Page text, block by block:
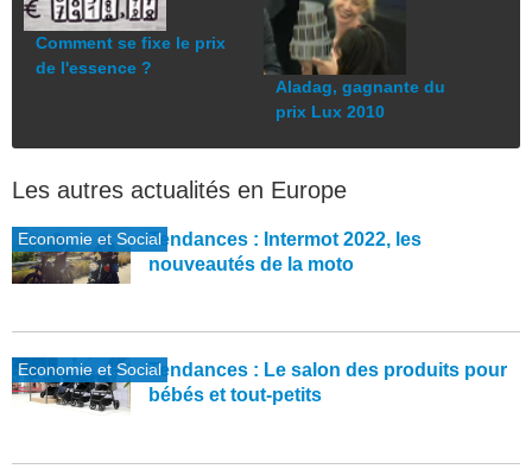
Comment se fixe le prix
de l'essence ?
Aladag, gagnante du
prix Lux 2010
Les autres actualités en Europe
Economie et SocialTendances : Intermot 2022, les
nouveautés de la moto
Economie et SocialTendances : Le salon des produits pour
bébés et tout-petits